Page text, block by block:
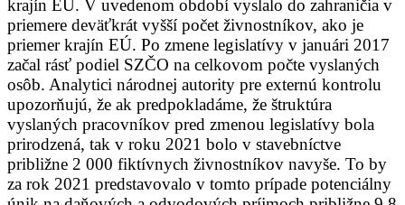
krajín EÚ. V uvedenom období vyslalo do zahraničia v
priemere deväťkrát vyšší počet živnostníkov, ako je
priemer krajín EÚ. Po zmene legislatívy v januári 2017
začal rásť podiel SZČO na celkovom počte vyslaných
osôb. Analytici národnej autority pre externú kontrolu
upozorňujú, že ak predpokladáme, že štruktúra
vyslaných pracovníkov pred zmenou legislatívy bola
prirodzená, tak v roku 2021 bolo v stavebníctve
približne 2 000 fiktívnych živnostníkov navyše. To by
za rok 2021 predstavovalo v tomto prípade potenciálny